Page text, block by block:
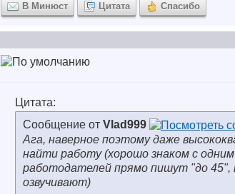
В Минюст Цитата Спасибо
Цитата:
Сообщение от Vlad999
Ага, наверное поэтому даже
найти работу (хорошо знаком с
работодателей прямо пишут "до 45",
озвучивают)